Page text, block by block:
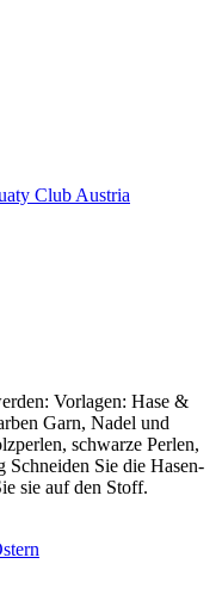
Vorlagen: Hase &
Garn, Nadel und
schwarze Perlen,
Sie die Hasen-
sie auf den Stoff.